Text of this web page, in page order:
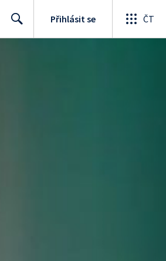
Přihlásit se ČT